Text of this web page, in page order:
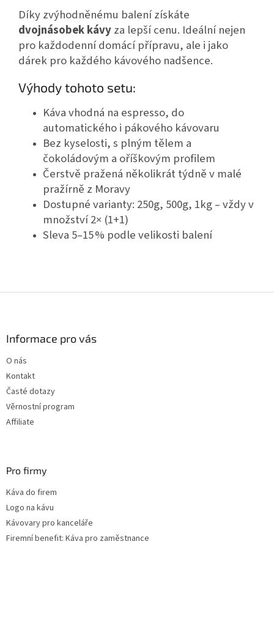
Díky zvýhodněnému balení získáte
dvojnásobek kávyza lepší cenu. Ideální nejen
pro každodenní domácí přípravu, ale i jako
dárek pro každého kávového nadšence.
Výhody tohoto setu:
Káva vhodná na espresso, do
automatického i pákového kávovaru
Bez kyselosti, s plným tělem a
čokoládovým a oříškovým profilem
Čerstvě pražená několikrát týdně v malé
pražírně z Moravy
Dostupné varianty: 250g, 500g, 1kg – vždy v
množství 2× (1+1)
Sleva 5–15 % podle velikosti balení
Informace pro vás
O nás
Kontakt
Časté dotazy
Věrnostní program
Affiliate
Pro firmy
Káva do firem
Logo na kávu
Kávovary pro kanceláře
Firemní benefit: Káva pro zaměstnance